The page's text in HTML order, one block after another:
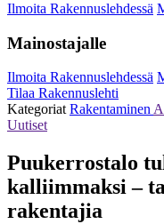
Ilmoita Rakennuslehdessä
Mainostajalle
Ilmoita Rakennuslehdessä
Tilaa Rakennuslehti
KategoriatRakentaminen
Uutiset
Puukerrostalo
kalliimmaksi –
rakentajia